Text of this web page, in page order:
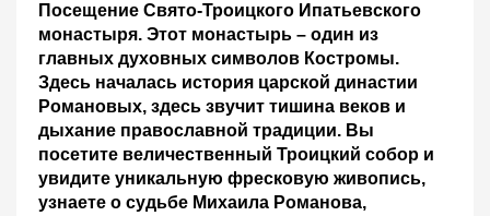
Посещение Свято-Троицкого Ипатьевского
монастыря. Этот монастырь – один из
главных духовных символов Костромы.
Здесь началась история царской династии
Романовых, здесь звучит тишина веков и
дыхание православной традиции. Вы
посетите величественный Троицкий собор и
увидите уникальную фресковую живопись,
узнаете о судьбе Михаила Романова,